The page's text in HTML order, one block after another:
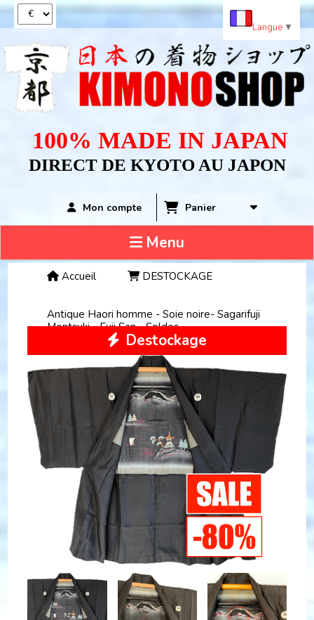
100% MADE IN JAPAN
DIRECT DE KYOTO AU JAPON
Mon compte Panier
Menu
Accueil DESTOCKAGE
Antique Haori homme - Soie noire- Sagarifuji
Montsuki - Fuji San - Soldes
Destockage
Langue ▼
Panneau de gestion des cookies